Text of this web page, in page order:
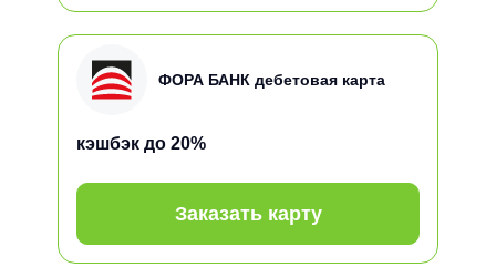
ФОРА БАНК дебетовая карта
кэшбэк до 20%
Заказать карту